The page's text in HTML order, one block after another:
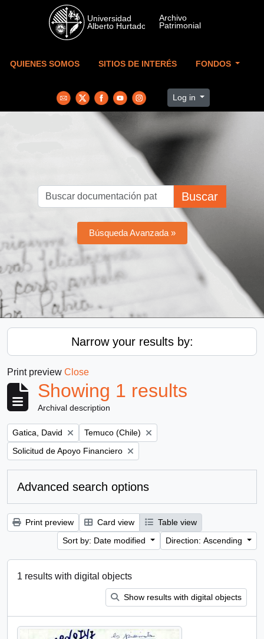
Skip to main content
QUIENES SOMOS SITIOS DE INTERÉS FONDOS
Log in
Buscar
Búsqueda Avanzada »
Narrow your results by:
Print preview Close
Showing 1 results
Archival description
Remove filter:
Gatica, David Remove filter:
Temuco (Chile)
Remove filter:
Solicitud de Apoyo Financiero
Advanced search options
Print preview Card view
Table view
Sort by: Date modified
Direction: Ascending
1 results with digital objects
Show results with digital objects